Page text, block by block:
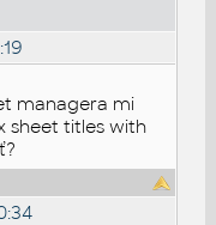
managera mi
sheet titles with